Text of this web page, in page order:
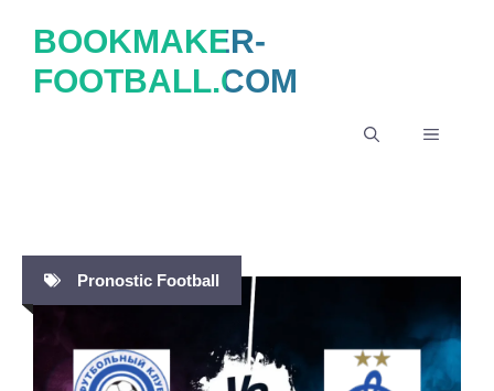
contenu
BOOKMAKER-
FOOTBALL.COM
MENU
Pronostic Football